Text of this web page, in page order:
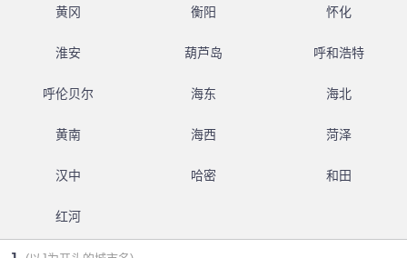
黄冈 衡阳 怀化
淮安 葫芦岛 呼和浩特
呼伦贝尔 海东 海北
黄南 海西 菏泽
汉中 哈密 和田
红河